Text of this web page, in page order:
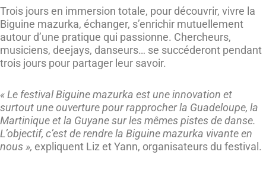
Trois jours en immersion totale, pour découvrir, vivre la
Biguine mazurka, échanger, s’enrichir mutuellement
autour d’une pratique qui passionne. Chercheurs,
musiciens, deejays, danseurs… se succéderont pendant
trois jours pour partager leur savoir.
« Le festival Biguine mazurka est une innovation et
surtout une ouverture pour rapprocher la Guadeloupe, la
Martinique et la Guyane sur les mêmes pistes de danse.
L’objectif, c’est de rendre la Biguine mazurka vivante en
nous », expliquent Liz et Yann, organisateurs du festival.